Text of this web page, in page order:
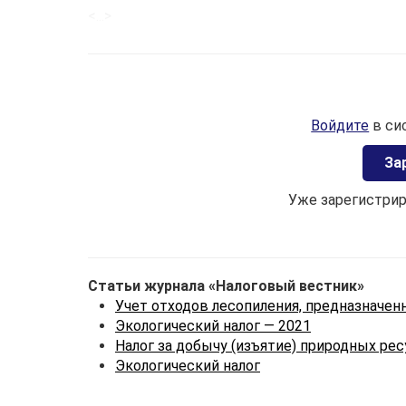
Войдите в
Уже
Статьи журнала «Налоговый вестник»
Учет отходов лесопиления,
Экологический налог — 2021
Налог за добычу (изъятие) природных
Экологический налог